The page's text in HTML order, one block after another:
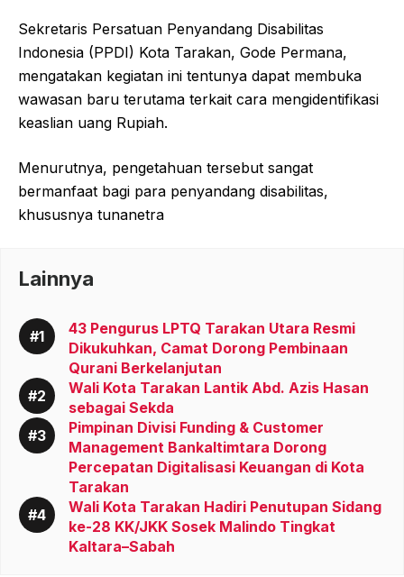
Sekretaris Persatuan Penyandang Disabilitas
Indonesia (PPDI) Kota Tarakan, Gode Permana,
mengatakan kegiatan ini tentunya dapat membuka
wawasan baru terutama terkait cara mengidentifikasi
keaslian uang Rupiah.
Menurutnya, pengetahuan tersebut sangat
bermanfaat bagi para penyandang disabilitas,
khususnya tunanetra
Lainnya
43 Pengurus LPTQ Tarakan Utara Resmi
Dikukuhkan, Camat Dorong Pembinaan
Qurani Berkelanjutan
Wali Kota Tarakan Lantik Abd. Azis Hasan
sebagai Sekda
Pimpinan Divisi Funding & Customer
Management Bankaltimtara Dorong
Percepatan Digitalisasi Keuangan di Kota
Tarakan
Wali Kota Tarakan Hadiri Penutupan Sidang
ke-28 KK/JKK Sosek Malindo Tingkat
Kaltara–Sabah